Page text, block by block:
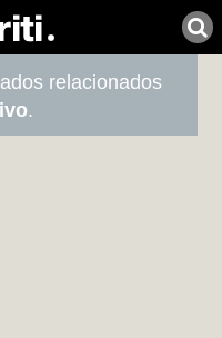
relacionados
.